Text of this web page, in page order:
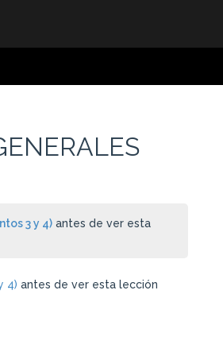
3 y 4) antes de ver esta
4) antes de ver esta lección